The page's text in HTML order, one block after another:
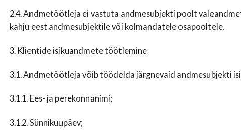
2.4. Andmetöötleja ei vastuta andmesubjekti poolt
kahju eest andmesubjektile või kolmandatele osapooltele.
3. Klientide isikuandmete töötlemine
3.1. Andmetöötleja võib töödelda järgnevaid andmesubjekti
3.1.1. Ees- ja perekonnanimi;
3.1.2. Sünnikuupäev;